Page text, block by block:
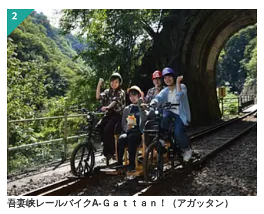
吾妻峡レールバイクA-Ｇａｔｔａｎ！（アガッタン）